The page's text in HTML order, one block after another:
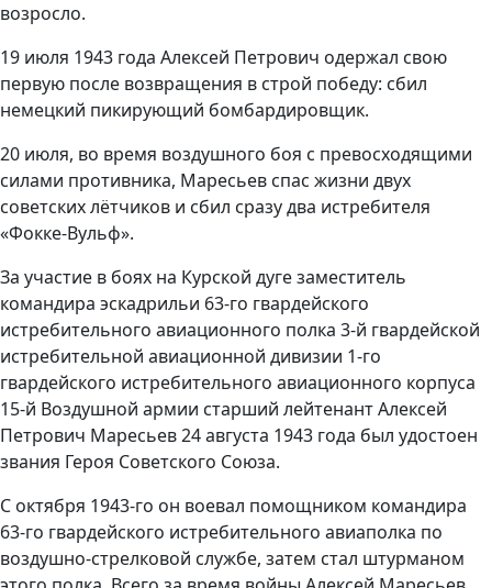
возросло.
19 июля 1943 года Алексей Петрович одержал свою
первую после возвращения в строй победу: сбил
немецкий пикирующий бомбардировщик.
20 июля, во время воздушного боя с превосходящими
силами противника, Маресьев спас жизни двух
советских лётчиков и сбил сразу два истребителя
«Фокке-Вульф».
За участие в боях на Курской дуге заместитель
командира эскадрильи 63-го гвардейского
истребительного авиационного полка 3-й гвардейской
истребительной авиационной дивизии 1-го
гвардейского истребительного авиационного корпуса
15-й Воздушной армии старший лейтенант Алексей
Петрович Маресьев 24 августа 1943 года был удостоен
звания Героя Советского Союза.
С октября 1943-го он воевал помощником командира
63-го гвардейского истребительного авиаполка по
воздушно-стрелковой службе, затем стал штурманом